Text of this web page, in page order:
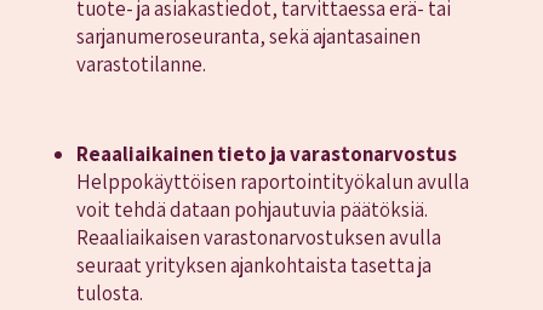
tuote- ja asiakastiedot, tarvittaessa erä- tai
sarjanumeroseuranta, sekä ajantasainen
varastotilanne.
Reaaliaikainen tieto ja varastonarvostus
Helppokäyttöisen raportointityökalun avulla
voit tehdä dataan pohjautuvia päätöksiä.
Reaaliaikaisen varastonarvostuksen avulla
seuraat yrityksen ajankohtaista tasetta ja
tulosta.